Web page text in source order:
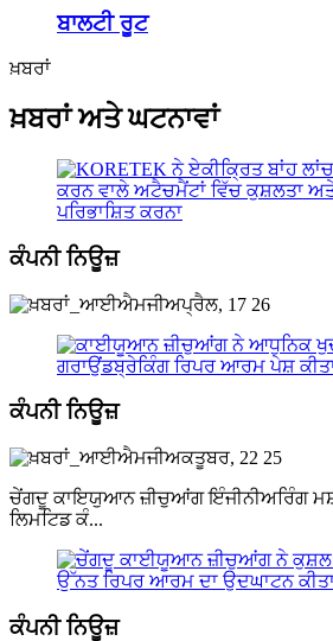
ਬਾਲਟੀ ਰੂਟ
ਖ਼ਬਰਾਂ
ਖ਼ਬਰਾਂ ਅਤੇ ਘਟਨਾਵਾਂ
ਕੰਪਨੀ ਨਿਊਜ਼
ਅਪ੍ਰੈਲ, 17 26
ਕੰਪਨੀ ਨਿਊਜ਼
ਅਕਤੂਬਰ, 22 25
ਚੇਂਗਦੂ ਕਾਇਯੁਆਨ ਜ਼ੀਚੁਆਂਗ ਇੰਜੀਨੀਅਰਿੰਗ
ਲਿਮਟਿਡ ਕੰ...
ਕੰਪਨੀ ਨਿਊਜ਼